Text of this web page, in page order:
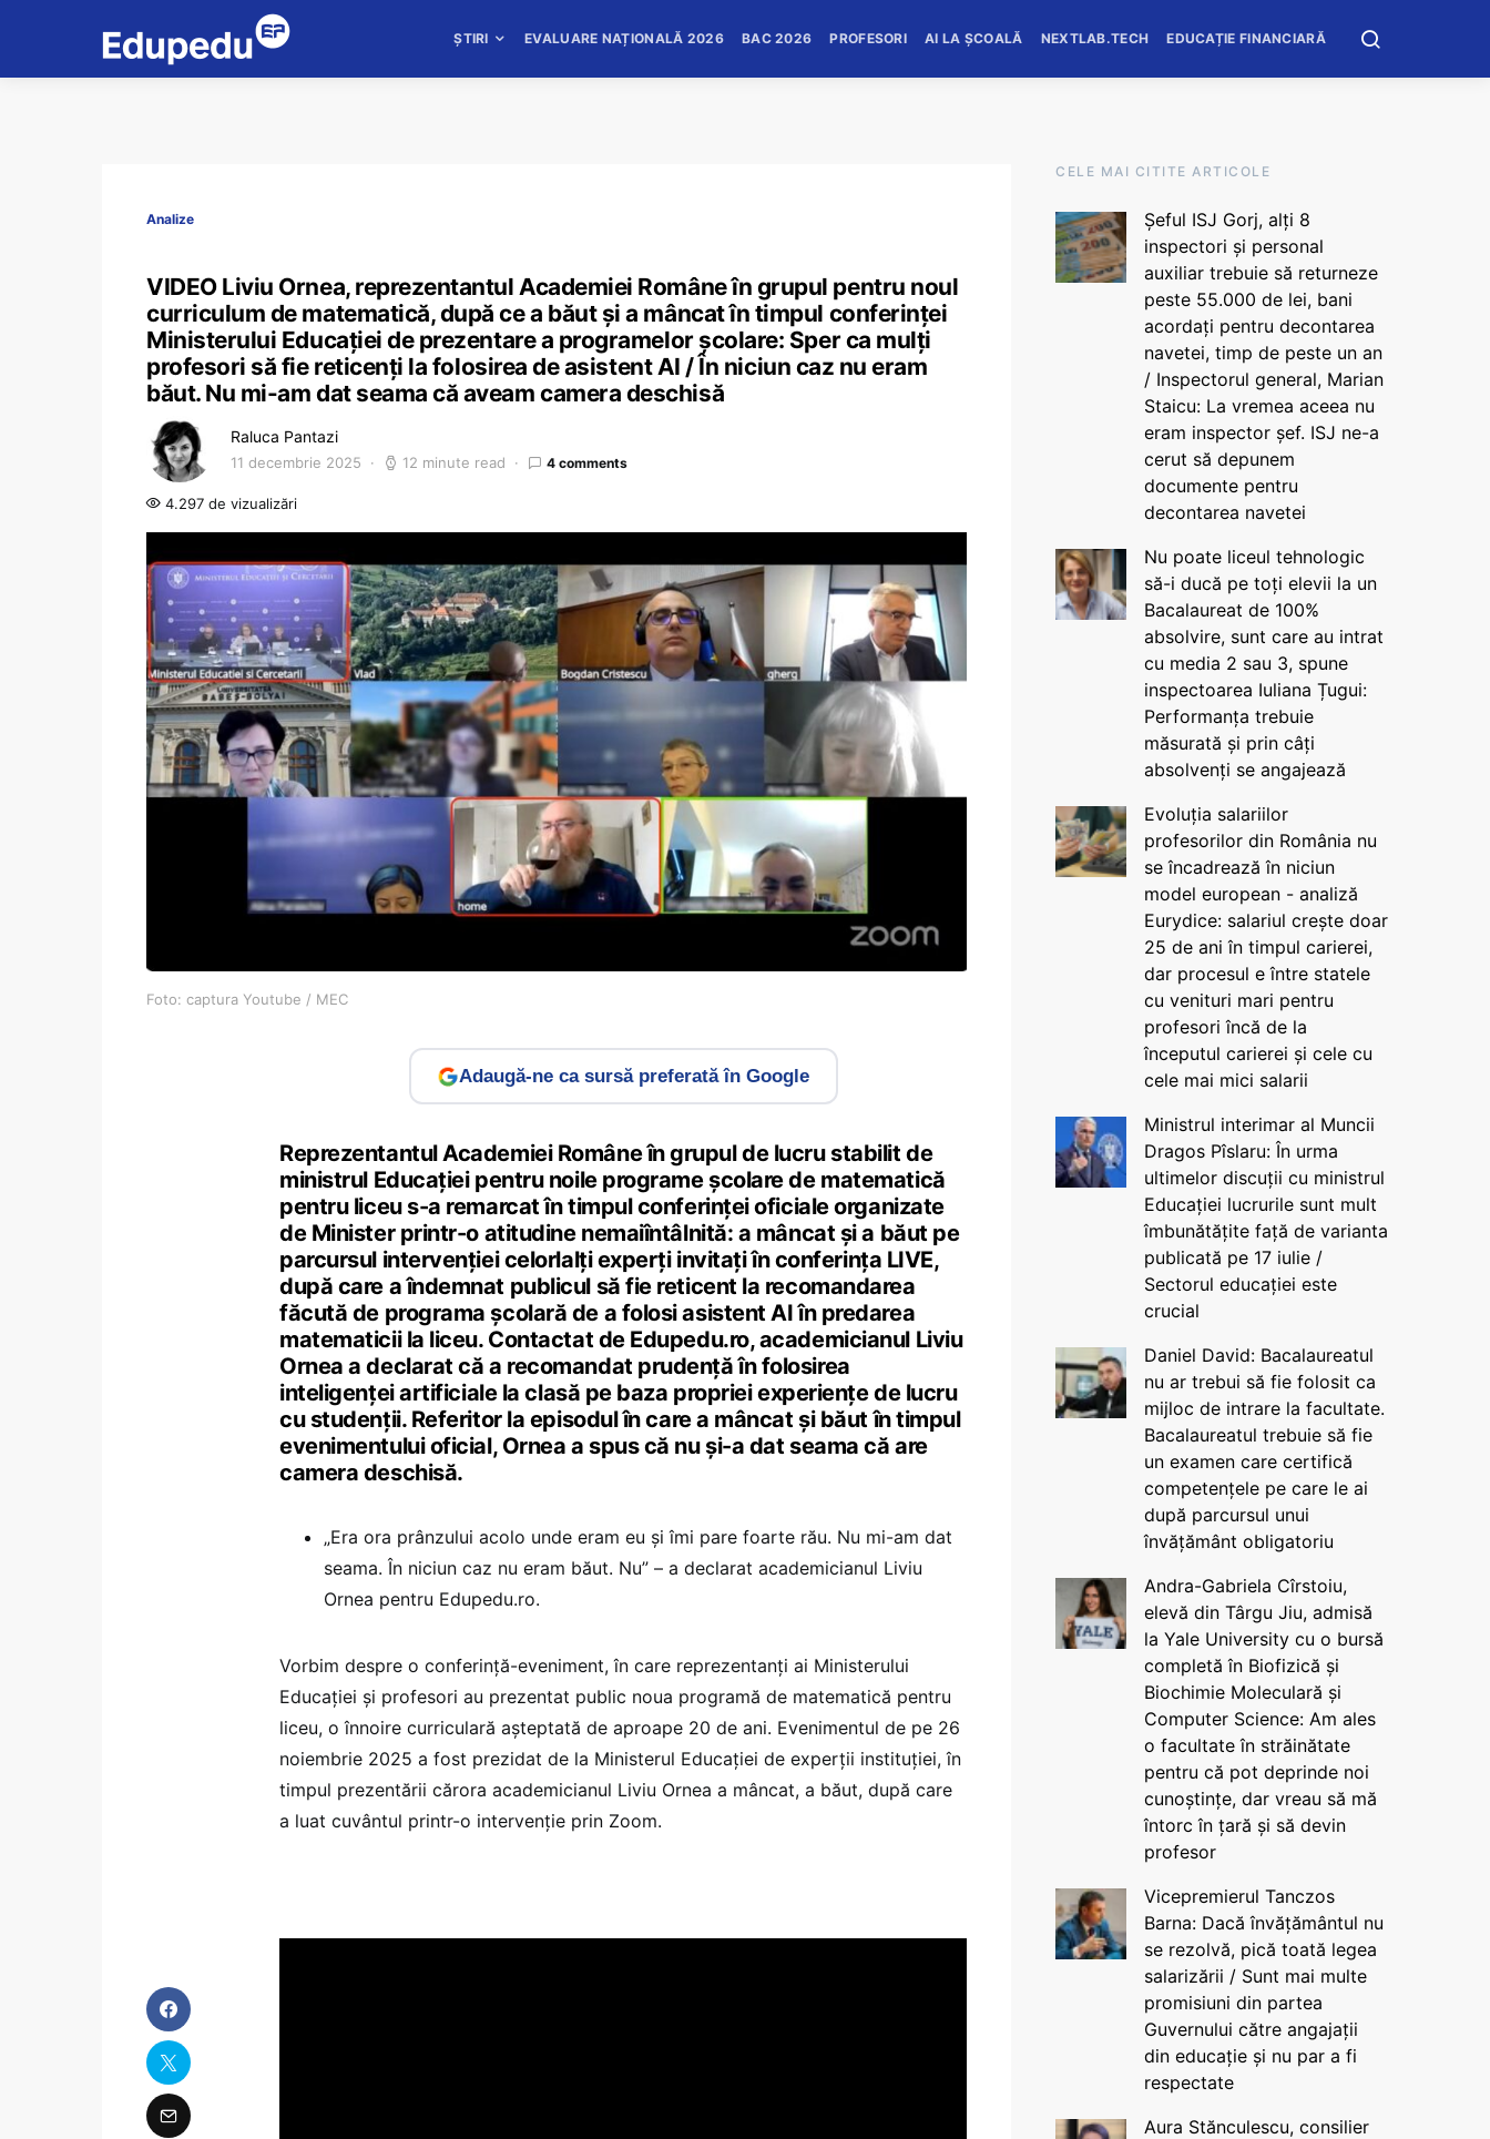
ȘTIRI EVALUARE NAȚIONALĂ 2026 BAC 2026 PROFESORI AI LA ȘCOALĂ NEXTLAB.TECH EDUCAȚIE FINANCIARĂ
Analize
VIDEO Liviu Ornea, reprezentantul Academiei Române în grupul pentru noul
curriculum de matematică, după ce a băut și a mâncat în timpul conferinței
Ministerului Educației de prezentare a programelor școlare: Sper ca mulți
profesori să fie reticenți la folosirea de asistent AI / În niciun caz nu eram
băut. Nu mi-am dat seama că aveam camera deschisă
Raluca Pantazi
11 decembrie 2025 12 minute read 4 comments
4.297 de vizualizări
Foto: captura Youtube / MEC
Adaugă-ne ca sursă preferată în Google
Reprezentantul Academiei Române în grupul de lucru stabilit de
ministrul Educației pentru noile programe școlare de matematică
pentru liceu s-a remarcat în timpul conferinței oficiale organizate
de Minister printr-o atitudine nemaiîntâlnită: a mâncat și a băut pe
parcursul intervenției celorlalți experți invitați în conferința LIVE,
după care a îndemnat publicul să fie reticent la recomandarea
făcută de programa școlară de a folosi asistent AI în predarea
matematicii la liceu. Contactat de Edupedu.ro, academicianul Liviu
Ornea a declarat că a recomandat prudență în folosirea
inteligenței artificiale la clasă pe baza propriei experiențe de lucru
cu studenții. Referitor la episodul în care a mâncat și băut în timpul
evenimentului oficial, Ornea a spus că nu și-a dat seama că are
camera deschisă.
„Era ora prânzului acolo unde eram eu și îmi pare foarte rău. Nu mi-am dat
seama. În niciun caz nu eram băut. Nu” – a declarat academicianul Liviu
Ornea pentru Edupedu.ro.
Vorbim despre o conferință-eveniment, în care reprezentanți ai Ministerului
Educației și profesori au prezentat public noua programă de matematică pentru
liceu, o înnoire curriculară așteptată de aproape 20 de ani. Evenimentul de pe 26
noiembrie 2025 a fost prezidat de la Ministerul Educației de experții instituției, în
timpul prezentării cărora academicianul Liviu Ornea a mâncat, a băut, după care
a luat cuvântul printr-o intervenție prin Zoom.
CELE MAI CITITE ARTICOLE
Șeful ISJ Gorj, alți 8
inspectori și personal
auxiliar trebuie să returneze
peste 55.000 de lei, bani
acordați pentru decontarea
navetei, timp de peste un an
/ Inspectorul general, Marian
Staicu: La vremea aceea nu
eram inspector șef. ISJ ne-a
cerut să depunem
documente pentru
decontarea navetei
Nu poate liceul tehnologic
să-i ducă pe toți elevii la un
Bacalaureat de 100%
absolvire, sunt care au intrat
cu media 2 sau 3, spune
inspectoarea Iuliana Țugui:
Performanța trebuie
măsurată și prin câți
absolvenți se angajează
Evoluția salariilor
profesorilor din România nu
se încadrează în niciun
model european - analiză
Eurydice: salariul crește doar
25 de ani în timpul carierei,
dar procesul e între statele
cu venituri mari pentru
profesori încă de la
începutul carierei și cele cu
cele mai mici salarii
Ministrul interimar al Muncii
Dragos Pîslaru: În urma
ultimelor discuții cu ministrul
Educației lucrurile sunt mult
îmbunătățite față de varianta
publicată pe 17 iulie /
Sectorul educației este
crucial
Daniel David: Bacalaureatul
nu ar trebui să fie folosit ca
mijloc de intrare la facultate.
Bacalaureatul trebuie să fie
un examen care certifică
competențele pe care le ai
după parcursul unui
învățământ obligatoriu
Andra-Gabriela Cîrstoiu,
elevă din Târgu Jiu, admisă
la Yale University cu o bursă
completă în Biofizică și
Biochimie Moleculară și
Computer Science: Am ales
o facultate în străinătate
pentru că pot deprinde noi
cunoștințe, dar vreau să mă
întorc în țară și să devin
profesor
Vicepremierul Tanczos
Barna: Dacă învățământul nu
se rezolvă, pică toată legea
salarizării / Sunt mai multe
promisiuni din partea
Guvernului către angajații
din educație și nu par a fi
respectate
Aura Stănculescu, consilier